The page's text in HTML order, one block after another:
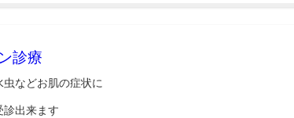
診療
などお肌の症状に
診出来ます